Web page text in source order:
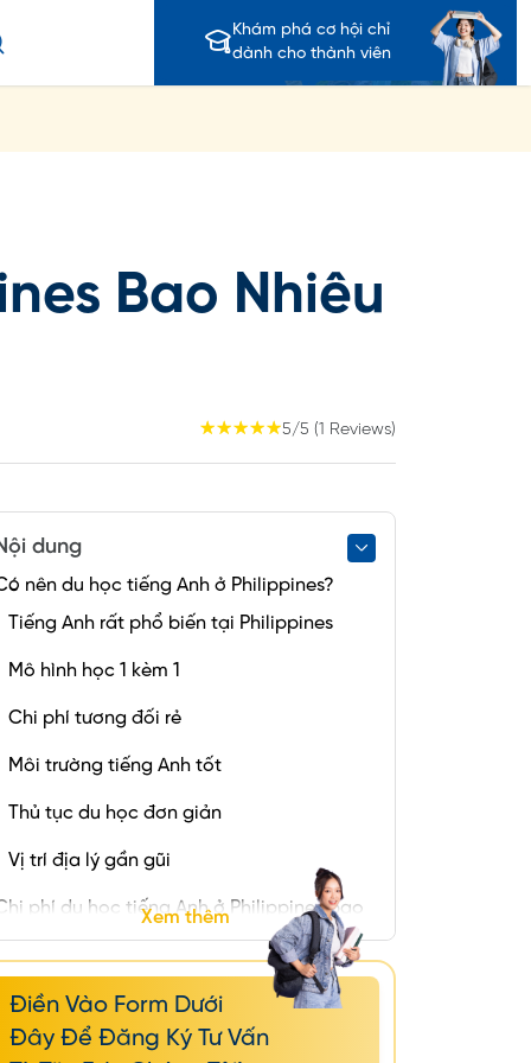
Khám phá cơ hội chỉ
dành cho thành viên
Bao Nhiêu
☆
☆
☆
☆
☆ 5/5 (1 Reviews)
dung
nên du học tiếng Anh ở Philippines?
Tiếng Anh rất phổ biến tại Philippines
Mô hình học 1 kèm 1
Chi phí tương đối rẻ
Môi trường tiếng Anh tốt
Thủ tục du học đơn giản
Vị trí địa lý gần gũi
phí du học tiếng Anh ở Philippines bao
tiền?
phí du học tiếng Anh ở Philippines là
đắt hay rẻ?
Xem thêm
Điền Vào Form Dưới
Đây Để Đăng Ký Tư Vấn